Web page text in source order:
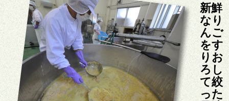
新鮮
なり
んご
をす
りお
ろし
て絞
った